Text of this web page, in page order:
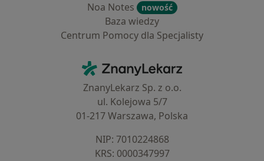
Noa Notes
nowość
Baza wiedzy
Centrum Pomocy dla Specjalisty
ZnanyLekarz - Strona główna
ZnanyLekarz Sp. z o.o.
ul. Kolejowa 5/7
01-217 Warszawa, Polska
NIP: ⁠7010224868
KRS: ⁠0000347997